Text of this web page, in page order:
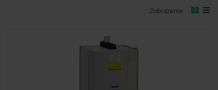
Zobrazenie: